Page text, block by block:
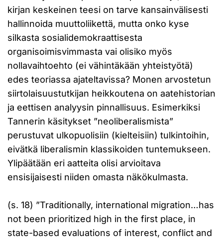
kirjan keskeinen teesi on tarve kansainvälisesti
hallinnoida muuttoliikettä, mutta onko kyse
silkasta sosialidemokraattisesta
organisoimisvimmasta vai olisiko myös
nollavaihtoehto (ei vähintäkään yhteistyötä)
edes teoriassa ajateltavissa? Monen arvostetun
siirtolaisuustutkijan heikkoutena on aatehistorian
ja eettisen analyysin pinnallisuus. Esimerkiksi
Tannerin käsitykset ”neoliberalismista”
perustuvat ulkopuolisiin (kielteisiin) tulkintoihin,
eivätkä liberalismin klassikoiden tuntemukseen.
Ylipäätään eri aatteita olisi arvioitava
ensisijaisesti niiden omasta näkökulmasta.
(s. 18) ”Traditionally, international migration…has
not been prioritized high in the first place, in
state-based evaluations of interest, conflict and